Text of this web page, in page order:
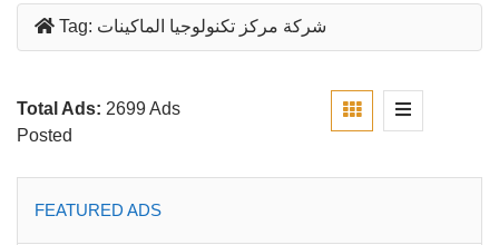
Tag: شركة مركز تكنولوجيا الماكينات
Total Ads: 2699 Ads
Posted
FEATURED ADS